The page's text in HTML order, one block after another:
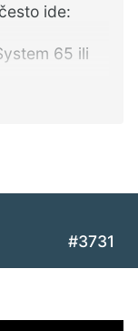
ide:
65 ili
#3731